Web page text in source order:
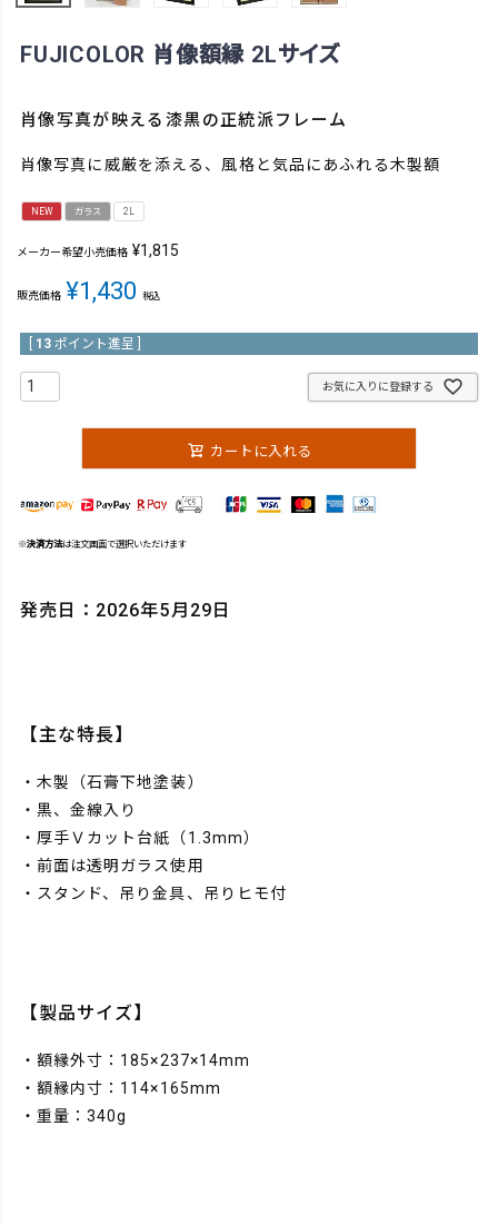
FUJICOLOR 肖像額縁 2Lサイズ
肖像写真が映える漆黒の正統派フレーム
肖像写真に威厳を添える、風格と気品にあふれる木製額
NEW ガラス 2L
メーカー希望小売価格 ¥1,815
販売価格 ¥1,430 税込
13 ポイント進呈 ]
お気に入りに登録する
カートに入れる
※決済方法は注文画面で選択いただけます
発売日：2026年5月29日
【主な特長】
・木製（石膏下地塗装）
・黒、金線入り
・厚手Ｖカット台紙（1.3mm）
・前面は透明ガラス使用
・スタンド、吊り金具、吊りヒモ付
【製品サイズ】
・額縁外寸：185×237×14mm
・額縁内寸：114×165mm
・重量：340g